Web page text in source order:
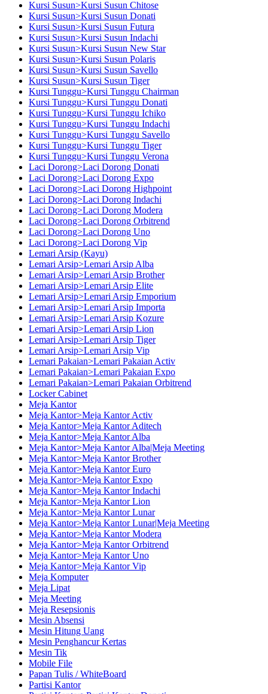
Kursi Susun>Kursi Susun Chitose
Kursi Susun>Kursi Susun Donati
Kursi Susun>Kursi Susun Futura
Kursi Susun>Kursi Susun Indachi
Kursi Susun>Kursi Susun New Star
Kursi Susun>Kursi Susun Polaris
Kursi Susun>Kursi Susun Savello
Kursi Susun>Kursi Susun Tiger
Kursi Tunggu>Kursi Tunggu Chairman
Kursi Tunggu>Kursi Tunggu Donati
Kursi Tunggu>Kursi Tunggu Ichiko
Kursi Tunggu>Kursi Tunggu Indachi
Kursi Tunggu>Kursi Tunggu Savello
Kursi Tunggu>Kursi Tunggu Tiger
Kursi Tunggu>Kursi Tunggu Verona
Laci Dorong>Laci Dorong Donati
Laci Dorong>Laci Dorong Expo
Laci Dorong>Laci Dorong Highpoint
Laci Dorong>Laci Dorong Indachi
Laci Dorong>Laci Dorong Modera
Laci Dorong>Laci Dorong Orbitrend
Laci Dorong>Laci Dorong Uno
Laci Dorong>Laci Dorong Vip
Lemari Arsip (Kayu)
Lemari Arsip>Lemari Arsip Alba
Lemari Arsip>Lemari Arsip Brother
Lemari Arsip>Lemari Arsip Elite
Lemari Arsip>Lemari Arsip Emporium
Lemari Arsip>Lemari Arsip Importa
Lemari Arsip>Lemari Arsip Kozure
Lemari Arsip>Lemari Arsip Lion
Lemari Arsip>Lemari Arsip Tiger
Lemari Arsip>Lemari Arsip Vip
Lemari Pakaian>Lemari Pakaian Activ
Lemari Pakaian>Lemari Pakaian Expo
Lemari Pakaian>Lemari Pakaian Orbitrend
Locker Cabinet
Meja Kantor
Meja Kantor>Meja Kantor Activ
Meja Kantor>Meja Kantor Aditech
Meja Kantor>Meja Kantor Alba
Meja Kantor>Meja Kantor Alba|Meja Meeting
Meja Kantor>Meja Kantor Brother
Meja Kantor>Meja Kantor Euro
Meja Kantor>Meja Kantor Expo
Meja Kantor>Meja Kantor Indachi
Meja Kantor>Meja Kantor Lion
Meja Kantor>Meja Kantor Lunar
Meja Kantor>Meja Kantor Lunar|Meja Meeting
Meja Kantor>Meja Kantor Modera
Meja Kantor>Meja Kantor Orbitrend
Meja Kantor>Meja Kantor Uno
Meja Kantor>Meja Kantor Vip
Meja Komputer
Meja Lipat
Meja Meeting
Meja Resepsionis
Mesin Absensi
Mesin Hitung Uang
Mesin Penghancur Kertas
Mesin Tik
Mobile File
Papan Tulis / WhiteBoard
Partisi Kantor